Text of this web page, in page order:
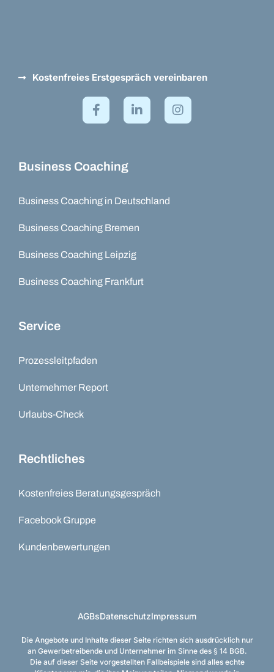
Kostenfreies Erstgespräch vereinbaren
Business Coaching
Business Coaching in Deutschland
Business Coaching Bremen
Business Coaching Leipzig
Business Coaching Frankfurt
Service
Prozessleitpfaden
Unternehmer Report
Urlaubs-Check
Rechtliches
Kostenfreies Beratungsgespräch
Facebook Gruppe
Kundenbewertungen
AGBsDatenschutzImpressum
Die Angebote und Inhalte dieser Seite richten sich ausdrücklich nur
an Gewerbetreibende und Unternehmer im Sinne des § 14 BGB.
Die auf dieser Seite vorgestellten Fallbeispiele sind alles echte